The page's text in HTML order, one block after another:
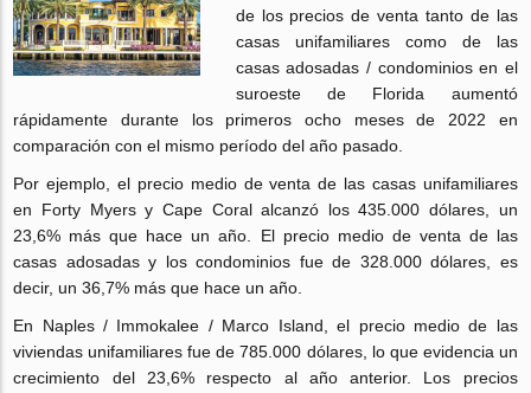
de los precios de venta tanto de las
casas unifamiliares como de las
casas adosadas / condominios en el
suroeste de Florida aumentó
rápidamente durante los primeros ocho meses de 2022 en
comparación con el mismo período del año pasado.
Por ejemplo, el precio medio de venta de las casas unifamiliares
en Forty Myers y Cape Coral alcanzó los 435.000 dólares, un
23,6% más que hace un año. El precio medio de venta de las
casas adosadas y los condominios fue de 328.000 dólares, es
decir, un 36,7% más que hace un año.
En Naples / Immokalee / Marco Island, el precio medio de las
viviendas unifamiliares fue de 785.000 dólares, lo que evidencia un
crecimiento del 23,6% respecto al año anterior. Los precios